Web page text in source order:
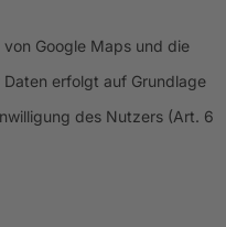
Google Maps und die
erfolgt auf Grundlage
des Nutzers (Art. 6